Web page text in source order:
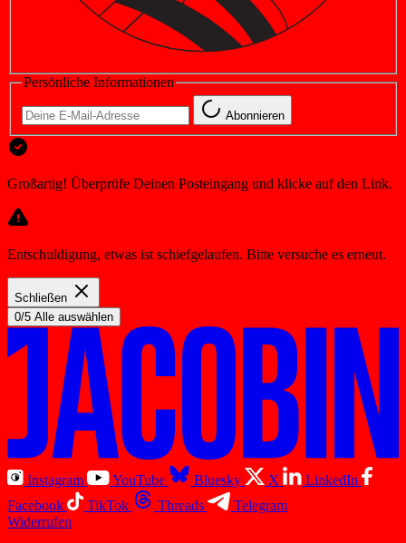
Persönliche Informationen
Abonnieren
Großartig! Überprüfe Deinen Posteingang und klicke auf den Link.
Entschuldigung, etwas ist schiefgelaufen. Bitte versuche es erneut.
Schließen
0/5 Alle auswählen
Instagram YouTube Bluesky X
LinkedIn
Facebook
TikTok Threads
Telegram
Widerrufen